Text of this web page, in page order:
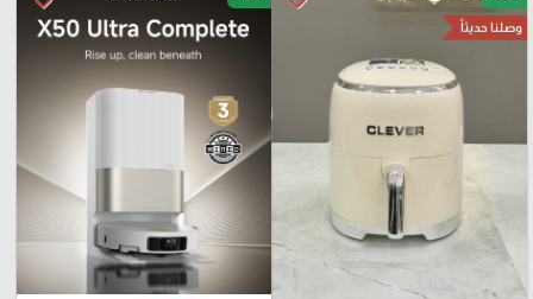
وصلنا حديثاً